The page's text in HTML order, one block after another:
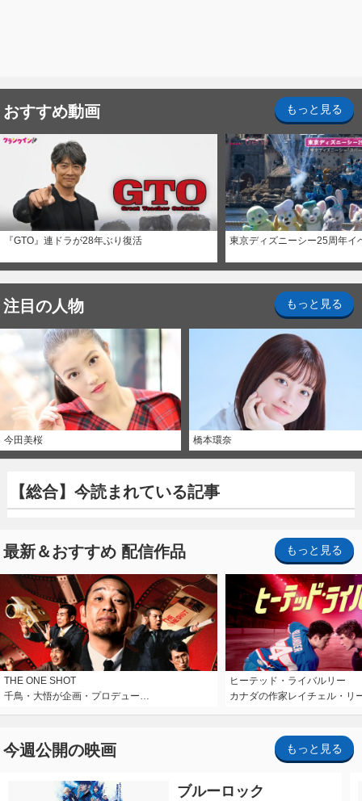
おすすめ動画 もっと見る
『GTO』連ドラが28年ぶり復活 東京ディズニーシー25周年イ
注目の人物 もっと見る
今田美桜 橋本環奈
【総合】今読まれている記事
最新＆おすすめ 配信作品 もっと見る
THE ONE SHOT
千鳥・大悟が企画・プロデュー…
ヒーテッド・ライバルリー
カナダの作家レイチェル・リ
今週公開の映画 もっと見る
ブルーロック